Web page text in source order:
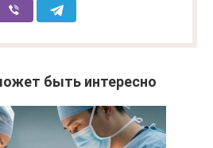
быть интересно